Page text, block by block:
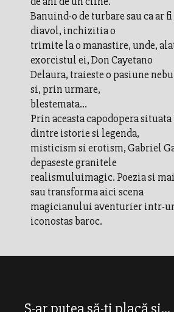
Banuind-o de turbare sau ca ar fi
diavol, inchizitia o
trimite la o manastire, unde,
exorcistul ei, Don Cayetano
Delaura, traieste o pasiune
si, prin urmare,
blestemata...
Prin aceasta capodopera
dintre istorie si legenda,
misticism si erotism, Gabriel
depaseste granitele
realismuluimagic. Poezia si
sau transforma aici scena
magicianului aventurier intr-
iconostas baroc.
S-ar putea să-ți placă și...